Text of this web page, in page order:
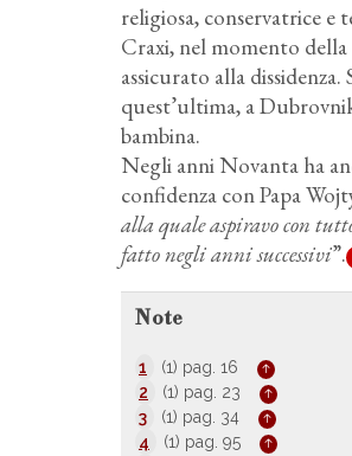
religiosa, conservatrice
Craxi, nel momento
assicurato alla
quest’ultima, a
bambina.
Negli anni Novanta ha
confidenza con Papa
alla quale aspiravo con
fatto negli anni successivi”.
Note
1
(1) pag. 16
2
(1) pag. 23
3
(1) pag. 34
4
(1) pag. 95